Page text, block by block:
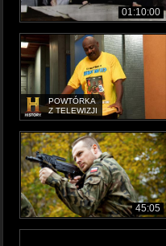
01:10:00
POWTÓRKA
Z TELEWIZJI
45:05